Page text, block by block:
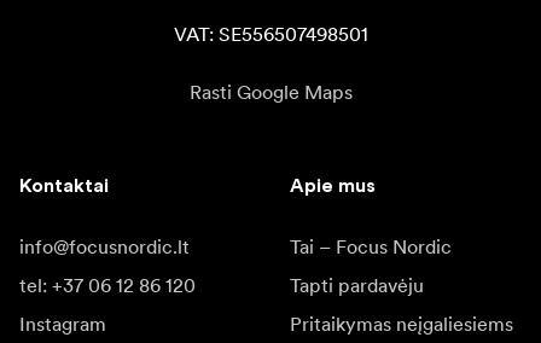
VAT: SE556507498501
Rasti Google Maps
Kontaktai
info@focusnordic.lt
tel: +37 06 12 86 120
Instagram
Apie mus
Tai – Focus Nordic
Tapti pardavėju
Pritaikymas neįgaliesiems